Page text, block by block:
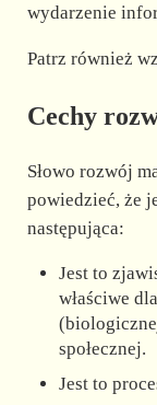
wydarzenie
Patrz również
Cechy
Słowo rozwój
powiedzieć, że
następująca:
Jest to
właściwe
społecznej.
Jest to